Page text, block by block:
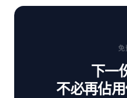
免
下一
不必再佔